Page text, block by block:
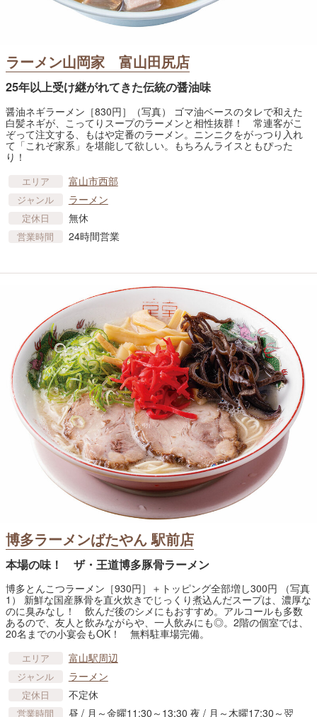
ラーメン山岡家 富山田尻店
25年以上受け継がれてきた伝統の醤油味
醤油ネギラーメン［830円］（写真） ゴマ油ベースのタレで和えた
白髪ネギが、こってりスープのラーメンと相性抜群！ 常連客がこ
ぞって注文する、もはや定番のラーメン。ニンニクをがっつり入れ
て「これぞ家系」を堪能して欲しい。もちろんライスともぴった
り！
エリア 富山市西部
ジャンル ラーメン
定休日 無休
営業時間 24時間営業
博多ラーメンばたやん 駅前店
本場の味！ ザ・王道博多豚骨ラーメン
博多とんこつラーメン［930円］＋トッピング全部増し300円 （写真
1） 新鮮な国産豚骨を直火炊きでじっくり煮込んだスープは、濃厚な
のに臭みなし！ 飲んだ後のシメにもおすすめ。アルコールも多数
あるので、友人と飲みながらや、一人飲みにも◎。2階の個室では、
20名までの小宴会もOK！ 無料駐車場完備。
エリア 富山駅周辺
ジャンル ラーメン
定休日 不定休
営業時間 昼 / 月～金曜11:30～13:30 夜 / 月～木曜17:30～翌